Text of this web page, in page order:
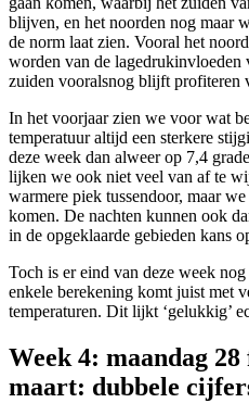
blijven, en het noorden nog maar
de norm laat zien. Vooral het
worden van de
zuiden vooralsnog blijft profiteren
In het voorjaar zien we voor wat
temperatuur altijd een sterkere
deze week dan alweer op 7,4
lijken we ook niet veel van af te
warmere piek tussendoor, maar
komen. De nachten kunnen ook
in de opgeklaarde gebieden kans
Toch is er eind van deze week
enkele berekening komt juist met
temperaturen. Dit lijkt ‘gelukkig’
Week 4: maandag
maart: dubbele